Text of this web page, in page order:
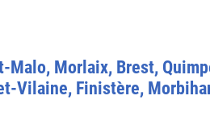
Morlaix, Brest,
Vilaine, Finistère,